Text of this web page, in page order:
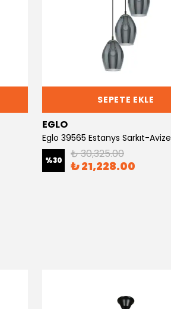
SEPETE EKLE
EGLO
Eglo 39565 Estanys Sarkıt-Avize
%30 ₺ 30,325.00
₺ 21,228.00